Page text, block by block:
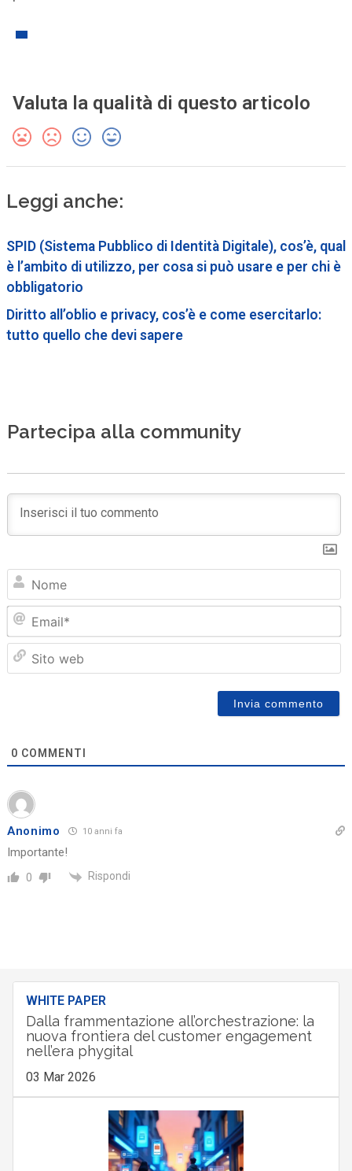
Valuta la qualità di questo articolo
Leggi anche:
SPID (Sistema Pubblico di Identità Digitale), cos’è, qual
è l’ambito di utilizzo, per cosa si può usare e per chi è
obbligatorio
Diritto all’oblio e privacy, cos’è e come esercitarlo:
tutto quello che devi sapere
Partecipa alla community
0 COMMENTI
Anonimo 10 anni fa
Importante!
0 Rispondi
WHITE PAPER
Dalla frammentazione all’orchestrazione: la
nuova frontiera del customer engagement
nell’era phygital
03 Mar 2026